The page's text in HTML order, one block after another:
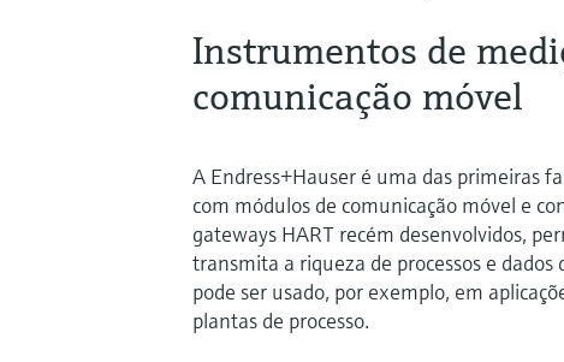
Instrumentos de
comunicação móvel
A Endress+Hauser é uma das primeiras
com módulos de comunicação móvel e
gateways HART recém desenvolvidos,
transmita a riqueza de processos e
pode ser usado, por exemplo, em
plantas de processo.